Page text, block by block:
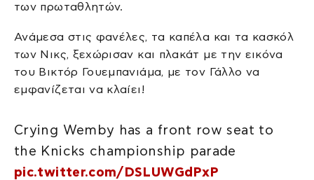
των πρωταθλητών.
Ανάμεσα στις φανέλες, τα καπέλα και τα κασκόλ
των Νικς, ξεχώρισαν και πλακάτ με την εικόνα
του Βικτόρ Γουεμπανιάμα, με τον Γάλλο να
εμφανίζεται να κλαίει!
Crying Wemby has a front row seat to
the Knicks championship parade
pic.twitter.com/DSLUWGdPxP